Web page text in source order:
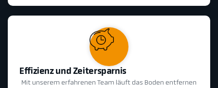
Effizienz und Zeitersparnis
Mit unserem erfahrenen Team läuft das Boden entfernen